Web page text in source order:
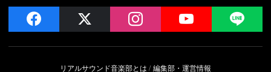
facebook instagram YouTube
リアルサウンド音楽部とは 編集部・運営情報